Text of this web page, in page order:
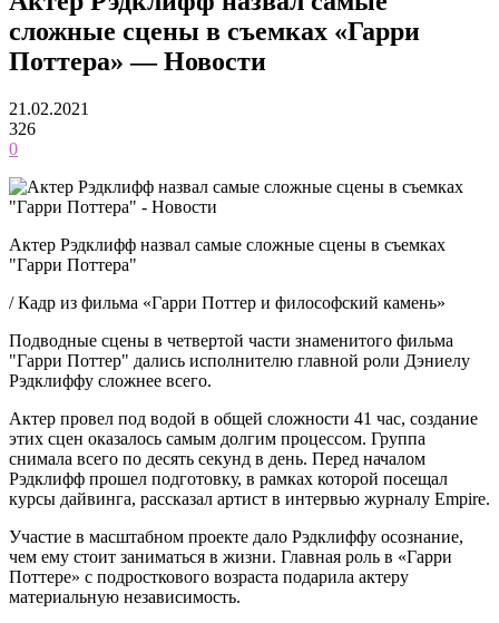
сложные сцены в съемках «Гарри
Поттера» — Новости
21.02.2021
326
0
Актер Рэдклифф назвал самые сложные сцены в съемках
"Гарри Поттера"
/ Кадр из фильма «Гарри Поттер и философский камень»
Подводные сцены в четвертой части знаменитого фильма
"Гарри Поттер" дались исполнителю главной роли Дэниелу
Рэдклиффу сложнее всего.
Актер провел под водой в общей сложности 41 час, создание
этих сцен оказалось самым долгим процессом. Группа
снимала всего по десять секунд в день. Перед началом
Рэдклифф прошел подготовку, в рамках которой посещал
курсы дайвинга, рассказал артист в интервью журналу Empire.
Участие в масштабном проекте дало Рэдклиффу осознание,
чем ему стоит заниматься в жизни. Главная роль в «Гарри
Поттере» с подросткового возраста подарила актеру
материальную независимость.